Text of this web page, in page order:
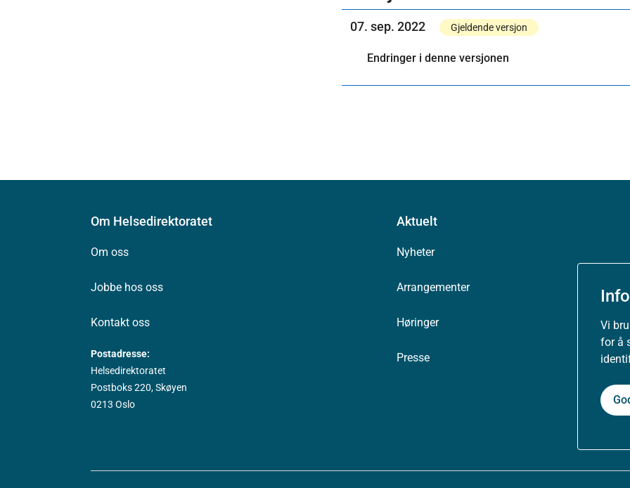
Vi
for å
07. sep. 2022 Gjeldende versjon
Endringer i denne versjonen
Om Helsedirektoratet
Om oss
Jobbe hos oss
Kontakt oss
Postadresse:
Helsedirektoratet
Postboks 220, Skøyen
0213 Oslo
Aktuelt
Nyheter
Arrangementer
Høringer
Presse